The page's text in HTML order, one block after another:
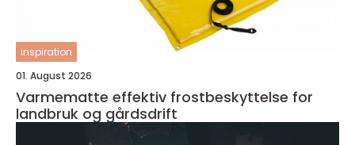
inspiration
01. August 2026
Varmematte effektiv frostbeskyttelse for
landbruk og gårdsdrift